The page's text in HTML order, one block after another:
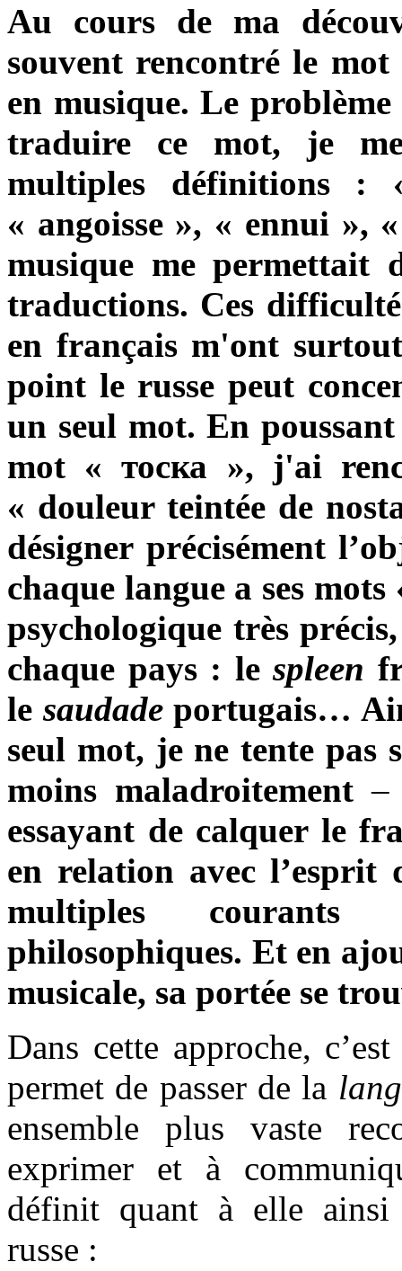
Au cours de ma
souvent rencontré le mot
en musique. Le
traduire ce mot, je
multiples définitions :
« angoisse », « ennui »,
musique me permettait
traductions. Ces
en français m'ont
point le russe peut
un seul mot. En
mot « тоска », j'ai
« douleur teintée de
désigner précisément
chaque langue a ses
psychologique très
chaque pays : le spleen
le saudadeportugais…
seul mot, je ne tente pas
moins maladroitement–
essayant de calquer le
en relation avec
multiples courants
philosophiques. Et en
musicale, sa portée se
Dans cette approche,
permet de passer de la
ensemble plus vaste
exprimer et à
définit quant à elle ainsi
russe :